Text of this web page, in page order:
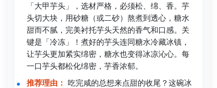
「大甲芋头」，选材严格，必须松、绵、香。芋
头切大块，用砂糖（或二砂）熬煮到透心，糖水
甜而不腻，完美衬托芋头天然的香气和口感。关
键是「冷冻」！煮好的芋头连同糖水冷藏冰镇，
让芋头更加紧实绵密，糖水也变得冰凉沁心。每
一口芋头都松化绵密，芋香浓郁。
推荐理由： 吃完咸的总想来点甜的收尾？这碗冰